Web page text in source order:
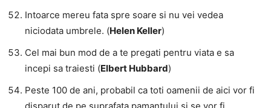
Intoarce mereu fata spre soare si nu vei vedea
niciodata umbrele. (Helen Keller)
Cel mai bun mod de a te pregati pentru viata e sa
incepi sa traiesti (Elbert Hubbard)
Peste 100 de ani, probabil ca toti oamenii de aici vor fi